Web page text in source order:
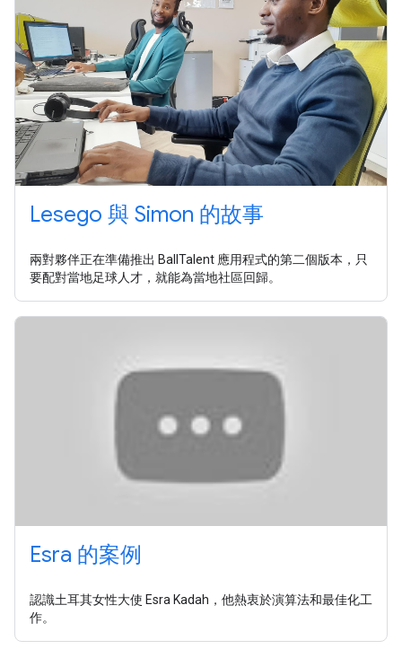
Lesego 與 Simon 的故事
兩對夥伴正在準備推出 BallTalent 應用程式的第二個版本，只
要配對當地足球人才，就能為當地社區回歸。
Esra 的案例
認識土耳其女性大使 Esra Kadah，他熱衷於演算法和最佳化工
作。